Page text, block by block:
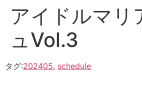
アイドルマリ
ュVol.3
タグ:202405, schedule